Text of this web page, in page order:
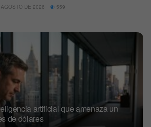
AGOSTO DE 2026 559
artificial que amenaza un
de dólares